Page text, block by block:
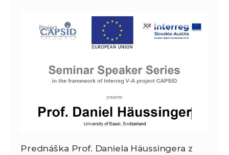
Prednáška Prof. Daniela Häussingera z